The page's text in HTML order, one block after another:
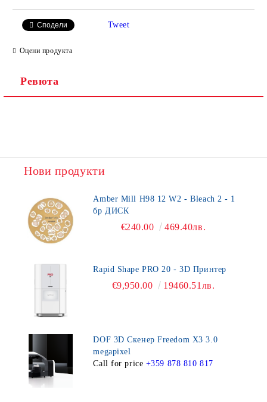
Сподели Tweet
Оцени продукта
Ревюта
Нови продукти
Amber Mill H98 12 W2 - Bleach 2 - 1
бр ДИСК
€240.00 469.40лв.
Rapid Shape PRO 20 - 3D Принтер
€9,950.00 19460.51лв.
DOF 3D Скенер Freedom X3 3.0
megapixel
Call for price +359 878 810 817